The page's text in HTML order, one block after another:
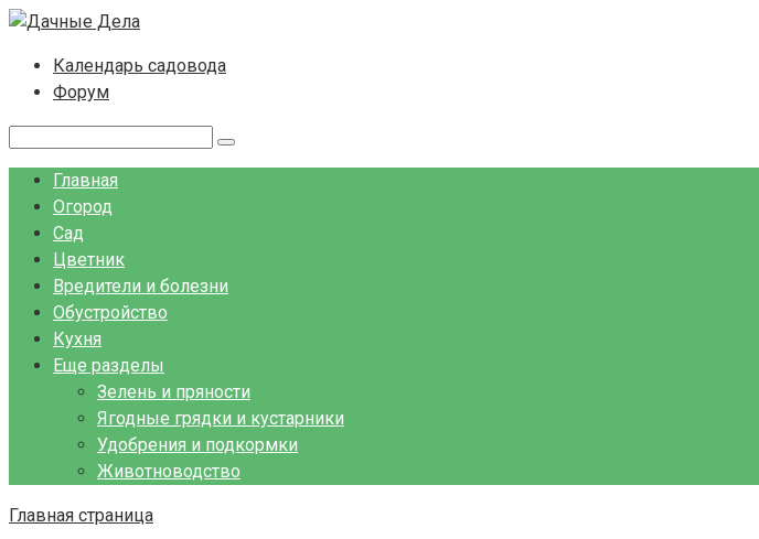
Перейти
контентуКалендарь садовода
Форум
Главная
Огород
Сад
Цветник
Вредители и болезни
Обустройство
Кухня
Еще разделы
Зелень и пряности
Ягодные грядки и кустарники
Удобрения и подкормки
Животноводство
Главная страница